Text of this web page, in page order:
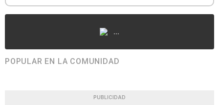
...
POPULAR EN LA COMUNIDAD
PUBLICIDAD